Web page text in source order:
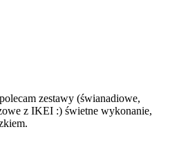
zestawy (świanadiowe,
z IKEI :) świetne wykonanie,